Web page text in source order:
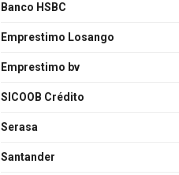
Banco HSBC
Emprestimo Losango
Emprestimo bv
SICOOB Crédito
Serasa
Santander